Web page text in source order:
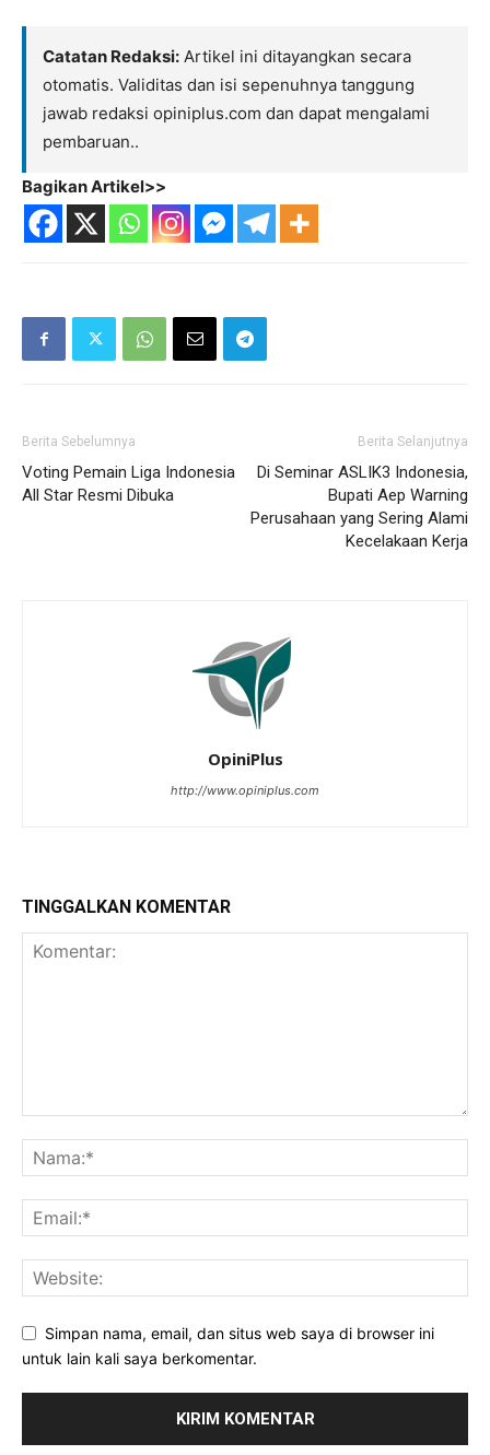
Catatan Redaksi: Artikel ini ditayangkan secara
otomatis. Validitas dan isi sepenuhnya tanggung
jawab redaksi opiniplus.com dan dapat mengalami
pembaruan..
Bagikan Artikel>>
Berita Sebelumnya
Voting Pemain Liga Indonesia
All Star Resmi Dibuka
Berita Selanjutnya
Di Seminar ASLIK3 Indonesia,
Bupati Aep Warning
Perusahaan yang Sering Alami
Kecelakaan Kerja
OpiniPlus
http://www.opiniplus.com
TINGGALKAN KOMENTAR
Simpan nama, email, dan situs web saya di browser ini
untuk lain kali saya berkomentar.